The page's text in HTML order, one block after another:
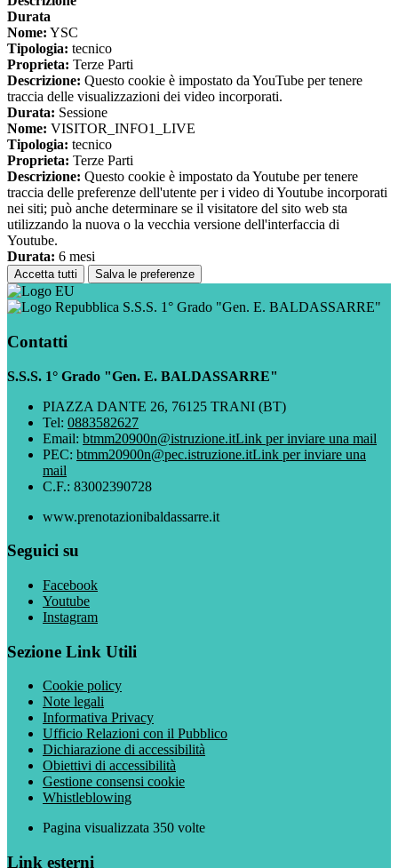
Durata
Nome: YSC
Tipologia: tecnico
Proprieta: Terze Parti
Descrizione: Questo cookie è impostato da YouTube per tenere
traccia delle visualizzazioni dei video incorporati.
Durata: Sessione
Nome: VISITOR_INFO1_LIVE
Tipologia: tecnico
Proprieta: Terze Parti
Descrizione: Questo cookie è impostato da Youtube per tenere
traccia delle preferenze dell'utente per i video di Youtube incorporati
nei siti; può anche determinare se il visitatore del sito web sta
utilizzando la nuova o la vecchia versione dell'interfaccia di
Youtube.
Durata: 6 mesi
Accetta tutti Salva le preferenze
S.S.S. 1° Grado "Gen. E. BALDASSARRE"
Contatti
S.S.S. 1° Grado "Gen. E. BALDASSARRE"
PIAZZA DANTE 26, 76125 TRANI (BT)
Tel: 0883582627
Email: btmm20900n@istruzione.itLink per inviare una mail
PEC: btmm20900n@pec.istruzione.itLink per inviare una
mail
C.F.: 83002390728
www.prenotazionibaldassarre.it
Seguici su
Facebook
Youtube
Instagram
Sezione Link Utili
Cookie policy
Note legali
Informativa Privacy
Ufficio Relazioni con il Pubblico
Dichiarazione di accessibilità
Obiettivi di accessibilità
Gestione consensi cookie
Whistleblowing
Pagina visualizzata 350 volte
Link esterni